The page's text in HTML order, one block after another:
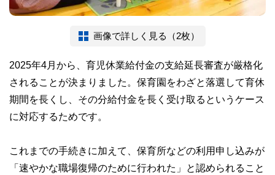
画像で詳しく見る（2枚）
2025年4月から、育児休業給付金の支給延長審査が厳格化
されることが決まりました。保育園をわざと落選して育休
期間を長くし、その分給付金を長く受け取るというケース
に対応するためです。
これまでの手続きに加えて、保育所などの利用申し込みが
「速やかな職場復帰のために行われた」と認められること